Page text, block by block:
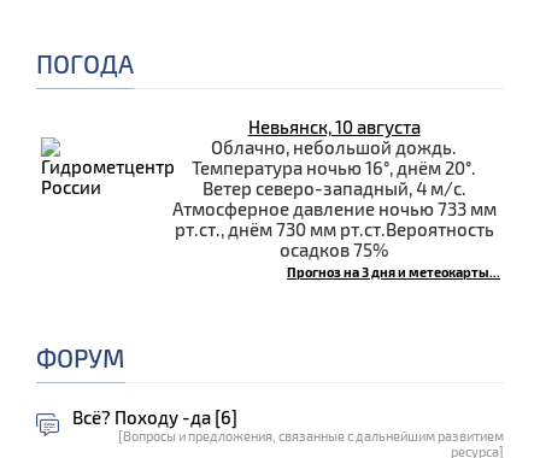
ПОГОДА
Невьянск, 10 августа
Облачно, небольшой дождь.
Температура ночью 16°, днём 20°.
Ветер северо-западный, 4 м/с.
Атмосферное давление ночью 733 мм
рт.ст., днём 730 мм рт.ст.Вероятность
осадков 75%
Прогноз на 3 дня и метеокарты...
ФОРУМ
Всё? Походу -да [6]
[Вопросы и предложения, связанные с дальнейшим развитием
ресурса]